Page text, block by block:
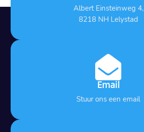
Albert Einsteinweg 4,
8218 NH Lelystad

Email
Stuur ons een email